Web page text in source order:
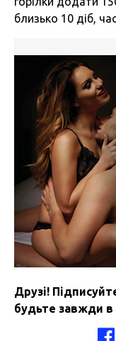
близько 10 діб,
Друзі!
будьте завжди в